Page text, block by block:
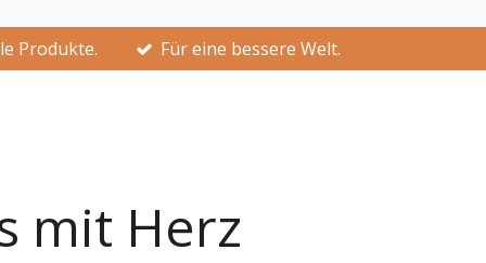
Produkte. Für eine bessere Welt.
mit Herz